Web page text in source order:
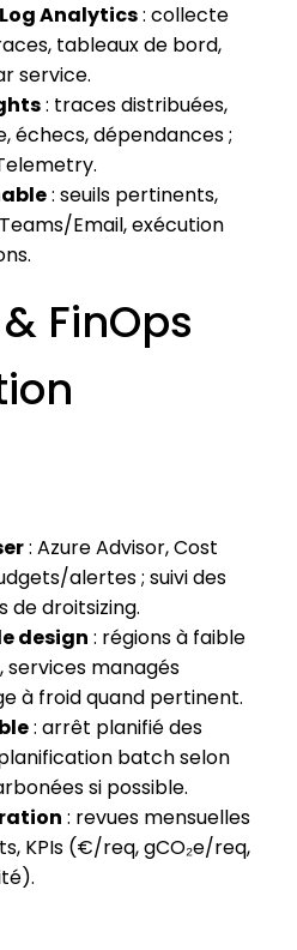
Analytics: collecte
tableaux de bord,
service.
: traces distribuées,
échecs, dépendances ;
: seuils pertinents,
Email, exécution
FinOps
: Azure Advisor, Cost
alertes ; suivi des
de droitsizing.
design : régions à faible
managés
à froid quand pertinent.
: arrêt planifié des
batch selon
si possible.
: revues mensuelles
KPIs (€/req, gCO₂e/req,